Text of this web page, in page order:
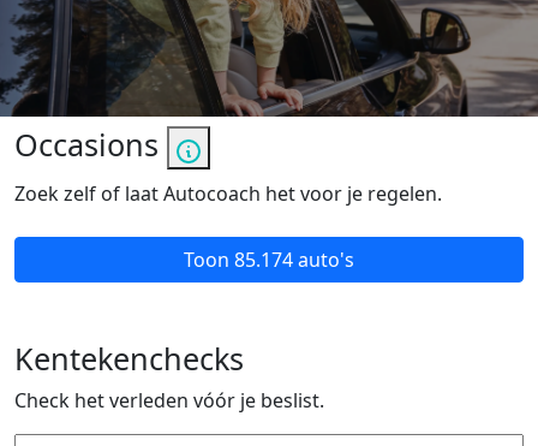
Occasions
Zoek zelf of laat Autocoach het voor je regelen.
Toon 85.174 auto's
Kentekenchecks
Check het verleden vóór je beslist.